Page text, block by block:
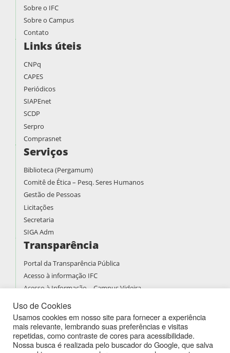
Sobre o IFC
Sobre o Campus
Contato
Links úteis
CNPq
CAPES
Periódicos
SIAPEnet
SCDP
Serpro
Comprasnet
Serviços
Biblioteca (Pergamum)
Comitê de Ética – Pesq. Seres Humanos
Gestão de Pessoas
Licitações
Secretaria
SIGA Adm
Transparência
Portal da Transparência Pública
Acesso à informação IFC
Acesso à Informação – Campus Videira
Prestação de contas
PPPI
Boletins de Serviços
Atividades Docentes
Uso de Cookies
Usamos cookies em nosso site para fornecer a experiência
mais relevante, lembrando suas preferências e visitas
repetidas, como contraste de cores para acessibilidade.
Nossa busca é realizada pelo buscador do Google, que salva